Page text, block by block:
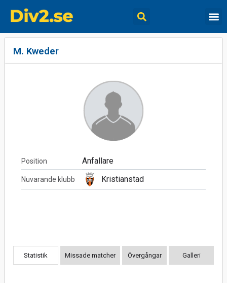
M. Kweder
Position Anfallare
Nuvarande klubb Kristianstad
Statistik Missade matcher Övergångar Galleri